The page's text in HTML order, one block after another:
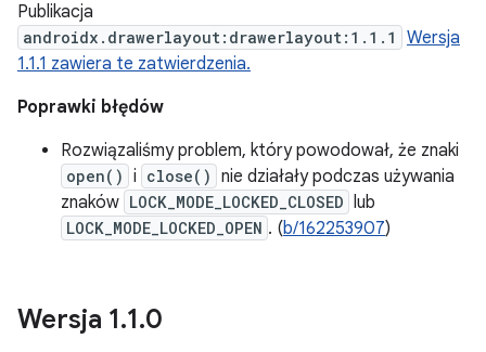
Publikacja
androidx.drawerlayout:drawerlayout:1.1.1
Wersja
1.1.1 zawiera te zatwierdzenia.
Poprawki błędów
Rozwiązaliśmy problem, który powodował, że znaki
open() i close() nie działały podczas używania
znaków LOCK_MODE_LOCKED_CLOSED lub
LOCK_MODE_LOCKED_OPEN . (b/162253907)
Wersja 1.1.0